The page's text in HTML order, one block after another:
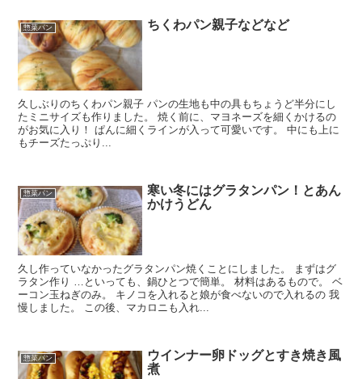
惣菜パン ちくわパン親子などなど
久しぶりのちくわパン親子 パンの生地も中の具もちょうど半分にし
たミニサイズも作りました。 焼く前に、マヨネーズを細くかけるの
がお気に入り！ ぱんに細くラインが入って可愛いです。 中にも上に
もチーズたっぷり...
惣菜パン
寒い冬にはグラタンパン！とあん
かけうどん
久し作っていなかったグラタンパン焼くことにしました。 まずはグ
ラタン作り …といっても、鍋ひとつで簡単。 材料はあるもので。 ベ
ーコン玉ねぎのみ。 キノコを入れると娘が食べないので入れるの 我
慢しました。 この後、マカロニも入れ...
惣菜パン
ウインナー卵ドッグとすき焼き風
煮